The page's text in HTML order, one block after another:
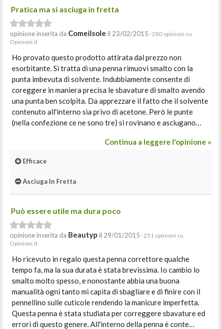
Pratica ma si asciuga in fretta
opinione inserita da Comeilsole il 23/02/2015 · 280 opinioni su
Opinioni.it
Ho provato questo prodotto attirata dal prezzo non
esorbitante. Si tratta di una penna rimuovi smalto con la
punta imbevuta di solvente. Indubbiamente consente di
coreggere in maniera precisa le sbavature di smalto avendo
una punta ben scolpita. Da apprezzare il fatto che il solvente
contenuto all'interno sia privo di acetone. Però le punte
(nella confezione ce ne sono tre) si rovinano e asciugano…
Continua a leggere l'opinione »
Efficace
Asciuga In Fretta
Può essere utile ma dura poco
opinione inserita da Beautyp il 29/01/2015 · 251 opinioni su
Opinioni.it
Ho ricevuto in regalo questa penna correttore qualche
tempo fa, ma la sua durata è stata brevissima. Io cambio lo
smalto molto spesso, e nonostante abbia una buona
manualità ogni tanto mi capita di sbagliare e di finire con il
pennellino sulle cuticole rendendo la manicure imperfetta.
Questa penna è stata studiata per correggere sbavature ed
errori di questo genere. All'interno della penna è conte…